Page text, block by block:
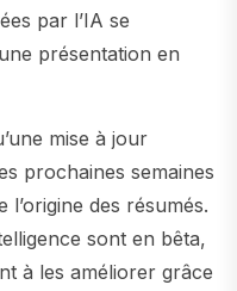
par l’IA se
présentation en
mise à jour
prochaines semaines
des résumés.
sont en bêta,
à les améliorer grâce